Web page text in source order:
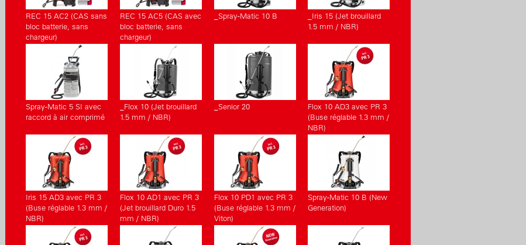
REC 15 AC2 (CAS sans
bloc batterie, sans
chargeur)
REC 15 AC5 (CAS avec
bloc batterie, sans
chargeur)
_Spray-Matic 10 B
_Iris 15 (Jet brouillard
1.5 mm / NBR)
Spray-Matic 5 SI avec
raccord à air comprimé
_Flox 10 (Jet brouillard
1.5 mm / NBR)
_Senior 20
Flox 10 AD3 avec PR 3
(Buse réglable 1.3 mm /
NBR)
Iris 15 AD3 avec PR 3
(Buse réglable 1.3 mm /
NBR)
Flox 10 AD1 avec PR 3
(Jet brouillard Duro 1.5
mm / NBR)
Flox 10 PD1 avec PR 3
(Buse réglable 1.3 mm /
Viton)
Spray-Matic 10 B (New
Generation)